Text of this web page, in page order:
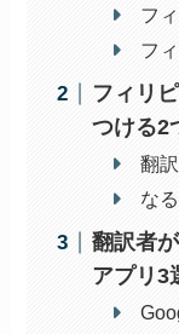
フ
フ
フィリ
つける2
翻
な
翻訳者
アプリ3